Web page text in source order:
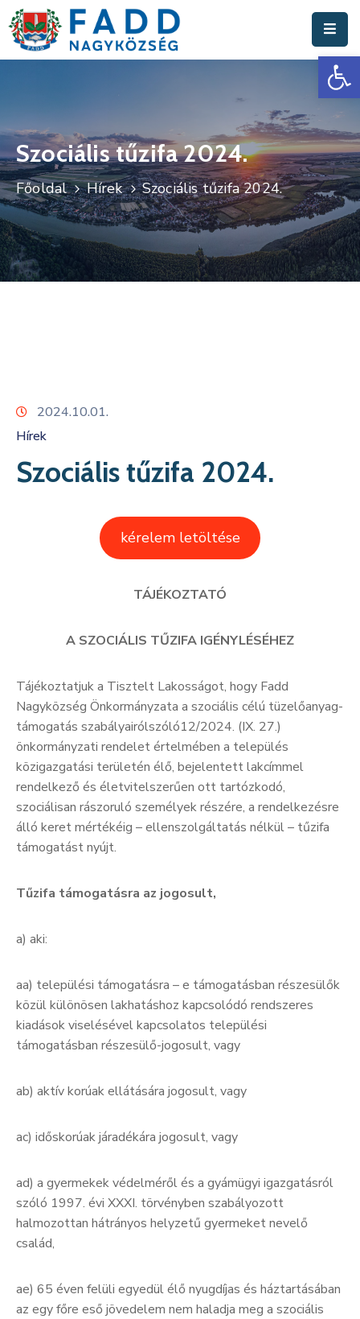
Polgármesteri
Hivatal
Fadd
Nagyközség
Turisztika
Választási
Szociális tűzifa 2024.
Főoldal Hírek Szociális tűzifa 2024.
2024.10.01.
Hírek
Szociális tűzifa 2024.
kérelem letöltése
TÁJÉKOZTATÓ
A SZOCIÁLIS TŰZIFA IGÉNYLÉSÉHEZ
Tájékoztatjuk a Tisztelt Lakosságot, hogy Fadd
Nagyközség Önkormányzata a szociális célú tüzelőanyag-
támogatás szabályairólszóló12/2024. (IX. 27.)
önkormányzati rendelet értelmében a település
közigazgatási területén élő, bejelentett lakcímmel
rendelkező és életvitelszerűen ott tartózkodó,
szociálisan rászoruló személyek részére, a rendelkezésre
álló keret mértékéig – ellenszolgáltatás nélkül – tűzifa
támogatást nyújt.
Tűzifa támogatásra az jogosult,
a) aki:
aa) települési támogatásra – e támogatásban részesülők
közül különösen lakhatáshoz kapcsolódó rendszeres
kiadások viselésével kapcsolatos települési
támogatásban részesülő-jogosult, vagy
ab) aktív korúak ellátására jogosult, vagy
ac) időskorúak járadékára jogosult, vagy
ad) a gyermekek védelméről és a gyámügyi igazgatásról
szóló 1997. évi XXXI. törvényben szabályozott
halmozottan hátrányos helyzetű gyermeket nevelő
család,
ae) 65 éven felüli egyedül élő nyugdíjas és háztartásában
az egy főre eső jövedelem nem haladja meg a szociális